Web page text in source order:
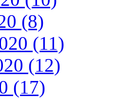
(8)
(11)
(12)
(17)